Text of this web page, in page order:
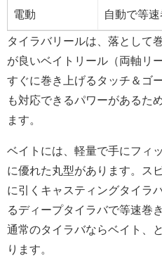
電動 自動で等
タイラバリールは、落として
が良いベイトリール（両軸リ
すぐに巻き上げるタッチ＆ゴ
も対応できるパワーがあるた
ます。
ベイトには、軽量で手にフィ
に優れた丸型があります。ス
に引くキャスティングタイラ
るディープタイラバで等速巻
通常のタイラバならベイト、
ります。